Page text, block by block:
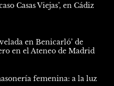
Casas Viejas’, en Cádiz
en Benicarló’ de
en el Ateneo de Madrid
femenina: a la luz